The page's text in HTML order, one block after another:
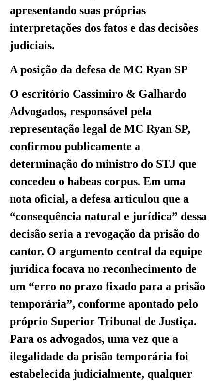
apresentando suas próprias
interpretações dos fatos e das decisões
judiciais.
A posição da defesa de MC Ryan SP
O escritório Cassimiro & Galhardo
Advogados, responsável pela
representação legal de MC Ryan SP,
confirmou publicamente a
determinação do ministro do STJ que
concedeu o habeas corpus. Em uma
nota oficial, a defesa articulou que a
“consequência natural e jurídica” dessa
decisão seria a revogação da prisão do
cantor. O argumento central da equipe
jurídica focava no reconhecimento de
um “erro no prazo fixado para a prisão
temporária”, conforme apontado pelo
próprio Superior Tribunal de Justiça.
Para os advogados, uma vez que a
ilegalidade da prisão temporária foi
estabelecida judicialmente, qualquer